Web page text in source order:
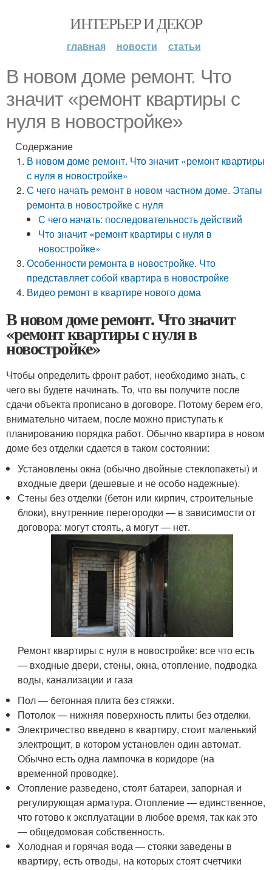
ИНТЕРЬЕР И ДЕКОР
главная новости статьи
В новом доме ремонт. Что
значит «ремонт квартиры с
нуля в новостройке»
Содержание
В новом доме ремонт. Что значит «ремонт квартиры
с нуля в новостройке»
С чего начать ремонт в новом частном доме. Этапы
ремонта в новостройке с нуля
С чего начать: последовательность действий
Что значит «ремонт квартиры с нуля в
новостройке»
Особенности ремонта в новостройке. Что
представляет собой квартира в новостройке
Видео ремонт в квартире нового дома
В новом доме ремонт. Что значит
«ремонт квартиры с нуля в
новостройке»
Чтобы определить фронт работ, необходимо знать, с
чего вы будете начинать. То, что вы получите после
сдачи объекта прописано в договоре. Потому берем его,
внимательно читаем, после можно приступать к
планированию порядка работ. Обычно квартира в новом
доме без отделки сдается в таком состоянии:
Установлены окна (обычно двойные стеклопакеты) и
входные двери (дешевые и не особо надежные).
Стены без отделки (бетон или кирпич, строительные
блоки), внутренние перегородки — в зависимости от
договора: могут стоять, а могут — нет.
Ремонт квартиры с нуля в новостройке: все что есть
— входные двери, стены, окна, отопление, подводка
воды, канализации и газа
Пол — бетонная плита без стяжки.
Потолок — нижняя поверхность плиты без отделки.
Электричество введено в квартиру, стоит маленький
электрощит, в котором установлен один автомат.
Обычно есть одна лампочка в коридоре (на
временной проводке).
Отопление разведено, стоят батареи, запорная и
регулирующая арматура. Отопление — единственное,
что готово к эксплуатации в любое время, так как это
— общедомовая собственность.
Холодная и горячая вода — стояки заведены в
квартиру, есть отводы, на которых стоят счетчики